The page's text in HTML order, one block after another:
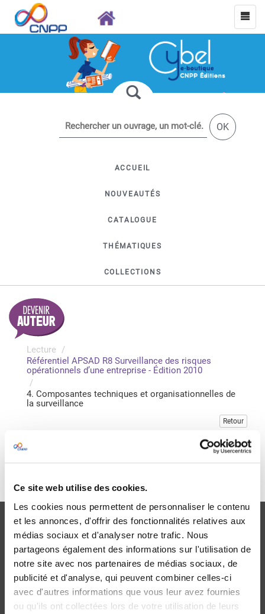
Ce site web utilise des cookies.
Les cookies nous permettent de personnaliser le contenu
et les annonces, d'offrir des fonctionnalités relatives aux
médias sociaux et d'analyser notre trafic. Nous
partageons également des informations sur l'utilisation de
notre site avec nos partenaires de médias sociaux, de
publicité et d'analyse, qui peuvent combiner celles-ci
avec d'autres informations que vous leur avez fournies
ou qu'ils ont collectées lors de votre utilisation de leurs
OK
ACCUEIL
NOUVEAUTÉS
CATALOGUE
THÉMATIQUES
COLLECTIONS
Lecture
Référentiel APSAD R8 Surveillance des risques
opérationnels d’une entreprise - Édition 2010
4. Composantes techniques et organisationnelles de
la surveillance
Retour
Veuillez vous connecter pour accéder à cette publication
Livraison
dans le monde entier